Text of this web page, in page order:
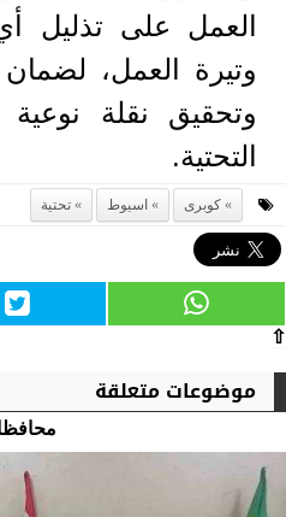
العمل على تذليل
وتيرة العمل،
وتحقيق نقلة
التحتية.
كوبرى اسيوط تحتية
⇧
موضوعات متعلقة